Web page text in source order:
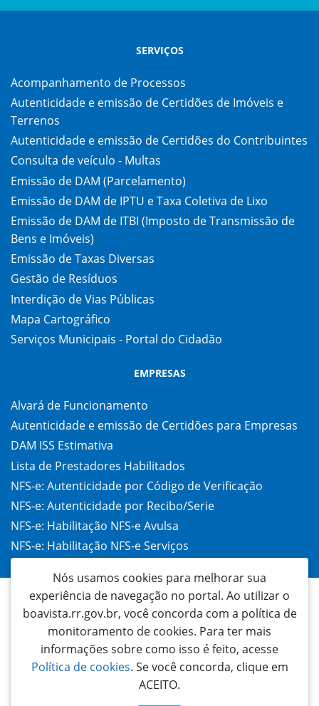
SERVIÇOS
Acompanhamento de Processos
Autenticidade e emissão de Certidões de Imóveis e
Terrenos
Autenticidade e emissão de Certidões do Contribuintes
Consulta de veículo - Multas
Emissão de DAM (Parcelamento)
Emissão de DAM de IPTU e Taxa Coletiva de Lixo
Emissão de DAM de ITBI (Imposto de Transmissão de
Bens e Imóveis)
Emissão de Taxas Diversas
Gestão de Resíduos
Interdição de Vias Públicas
Mapa Cartográfico
Serviços Municipais - Portal do Cidadão
EMPRESAS
Alvará de Funcionamento
Autenticidade e emissão de Certidões para Empresas
DAM ISS Estimativa
Lista de Prestadores Habilitados
NFS-e: Autenticidade por Código de Verificação
NFS-e: Autenticidade por Recibo/Serie
NFS-e: Habilitação NFS-e Avulsa
NFS-e: Habilitação NFS-e Serviços
Prefeitura Municipal de Boa Vista
Nós usamos cookies para melhorar sua
experiência de navegação no portal. Ao utilizar o
boavista.rr.gov.br, você concorda com a política de
monitoramento de cookies. Para ter mais
informações sobre como isso é feito, acesse
Política de cookies. Se você concorda, clique em
ACEITO.